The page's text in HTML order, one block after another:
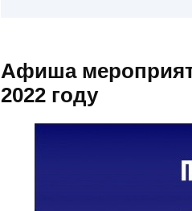
Афиша
2022 году